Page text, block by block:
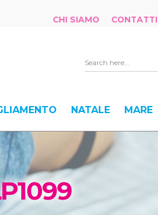
CHI SIAMO CONTATTI
NATALE MARE